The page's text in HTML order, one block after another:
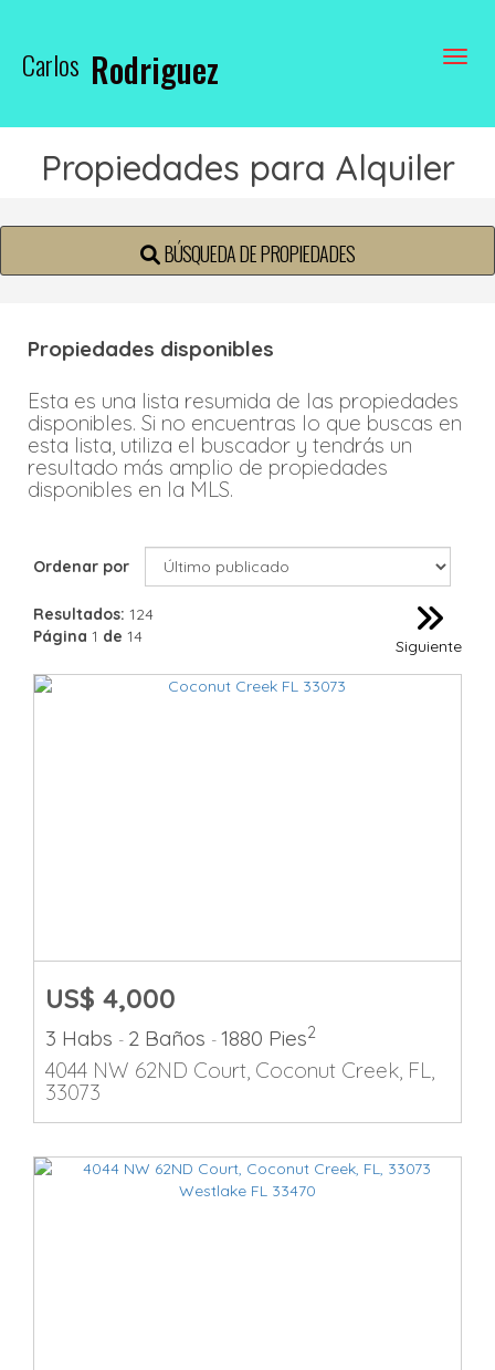
Carlos Rodriguez
Propiedades para Alquiler
BÚSQUEDA DE PROPIEDADES
Propiedades disponibles
Esta es una lista resumida de las propiedades
disponibles. Si no encuentras lo que buscas en
esta lista, utiliza el buscador y tendrás un
resultado más amplio de propiedades
disponibles en la MLS.
Ordenar por
Siguiente
Resultados: 124
Página 1 de 14
US$ 4,000
3 Habs - 2 Baños - 1880 Pies2
4044 NW 62ND Court, Coconut Creek, FL,
33073